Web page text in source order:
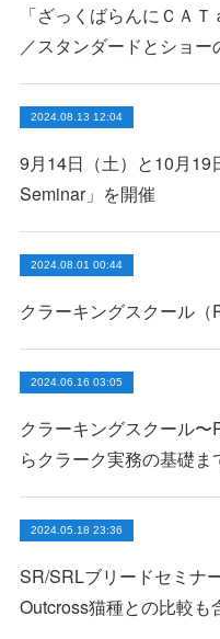
「ざっくばらんにＣＡ
／スタンダードとショ
2024.08.13 12:04
9月14日（土）と10月19
Seminar」を開催
2024.08.01 00:44
クラーキングスクール（
2024.06.16 03:05
クラーキングスクール
らクラーク実務の基礎ま
2024.05.18 23:36
SR/SRLブリードセミナ
Outcross猫種との比較も